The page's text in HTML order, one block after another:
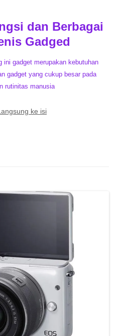
dan Berbagai
Gadged
ini gadget merupakan kebutuhan
gadget yang cukup besar pada
rutinitas manusia
ke isi